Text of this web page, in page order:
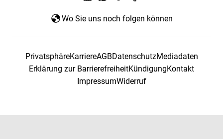
Wo Sie uns noch folgen können
PrivatsphäreKarriereAGBDatenschutzMediadaten
Erklärung zur BarrierefreiheitKündigungKontakt
ImpressumWiderruf